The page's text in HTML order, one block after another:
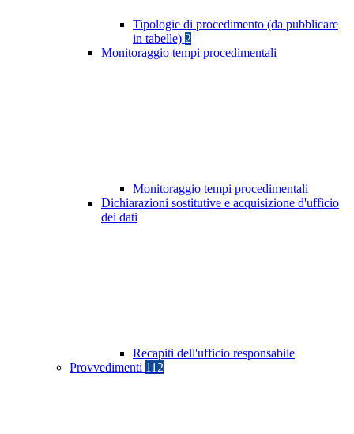
Tipologie di procedimento (da pubblicare
in tabelle) 2
Monitoraggio tempi procedimentali
Monitoraggio tempi procedimentali
Dichiarazioni sostitutive e acquisizione d'ufficio
dei dati
Recapiti dell'ufficio responsabile
Provvedimenti 112